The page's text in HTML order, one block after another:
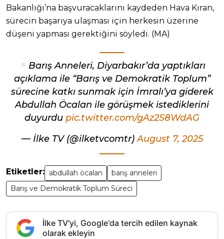
Bakanlığı’na başvuracaklarını kaydeden Hava Kıran,
sürecin başarıya ulaşması için herkesin üzerine
düşeni yapması gerektiğini söyledi. (MA)
Barış Anneleri, Diyarbakır’da yaptıkları
açıklama ile “Barış ve Demokratik Toplum”
sürecine katkı sunmak için İmralı’ya giderek
Abdullah Öcalan ile görüşmek istediklerini
duyurdu pic.twitter.com/gAz2S8WdAG
— İlke TV (@ilketvcomtr)August 7, 2025
Etiketler: abdullah öcalan
barış anneleri
Barış ve Demokratik Toplum Süreci
İlke TV'yi, Google'da tercih edilen kaynak
olarak ekleyin